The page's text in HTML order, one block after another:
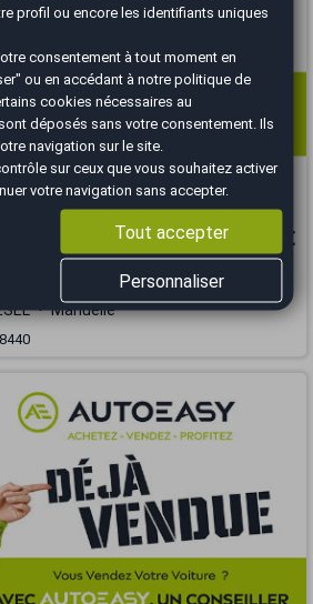
6 990 €
Manuelle
profil ou encore les identifiants uniques
consentement à tout moment en
ou en accédant à notrepolitique de
cookies nécessaires au
déposés sans votre consentement. Ils
navigation sur le site.
sur ceux que vous souhaitez activer
votre navigation sans accepter.
Tout accepter
Personnaliser